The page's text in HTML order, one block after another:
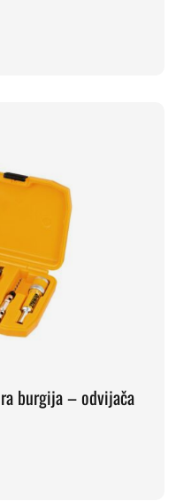
burgija – odvijača